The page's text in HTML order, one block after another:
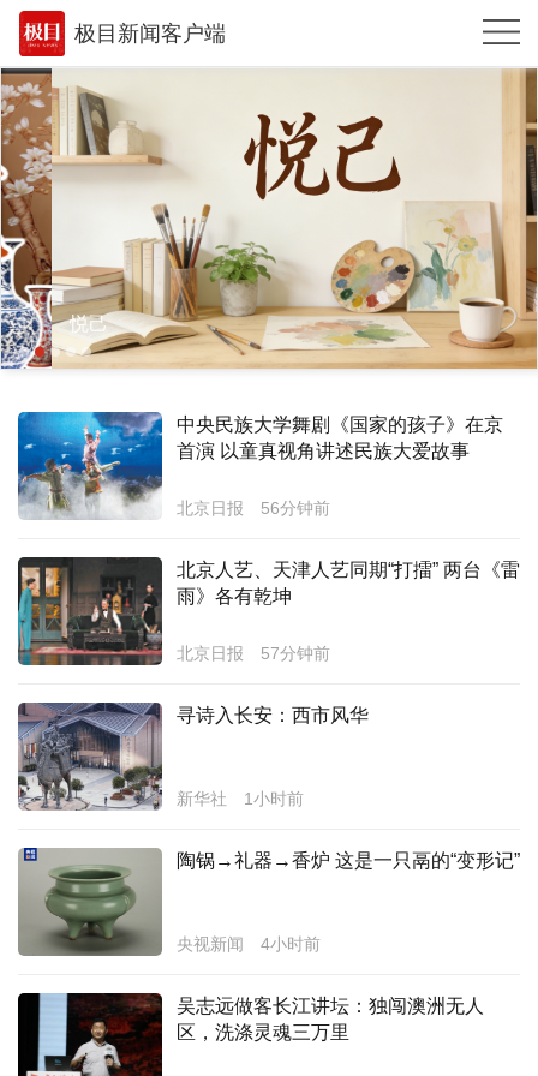
极目新闻客户端
推荐
体育
观点
时政
湖北
武汉
环球
专题
经济
城建
健康
悠游
汽车
房产
创意
悦己
中央民族大学舞剧《国家的孩子》在京
首演 以童真视角讲述民族大爱故事
北京日报 56分钟前
北京人艺、天津人艺同期“打擂” 两台《雷
雨》各有乾坤
北京日报 57分钟前
寻诗入长安：西市风华
新华社 1小时前
陶锅→礼器→香炉 这是一只鬲的“变形记”
央视新闻 4小时前
吴志远做客长江讲坛：独闯澳洲无人
区，洗涤灵魂三万里